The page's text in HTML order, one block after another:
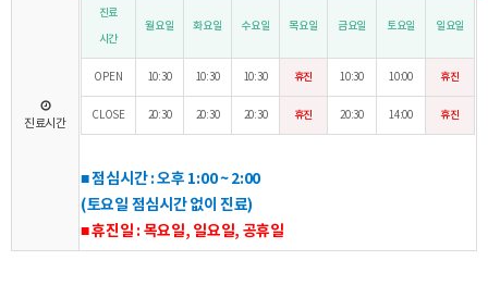
진료시간
진료
시간
월요일 화요일 수요일 목요일 금요일 토요일 일요일
OPEN 10:30 10:30 10:30 휴진 10:30 10:00 휴진
CLOSE 20:30 20:30 20:30 휴진 20:30 14:00 휴진
■점심시간 : 오후 1:00 ~ 2:00
(토요일 점심시간 없이 진료)
■휴진일 : 목요일, 일요일, 공휴일